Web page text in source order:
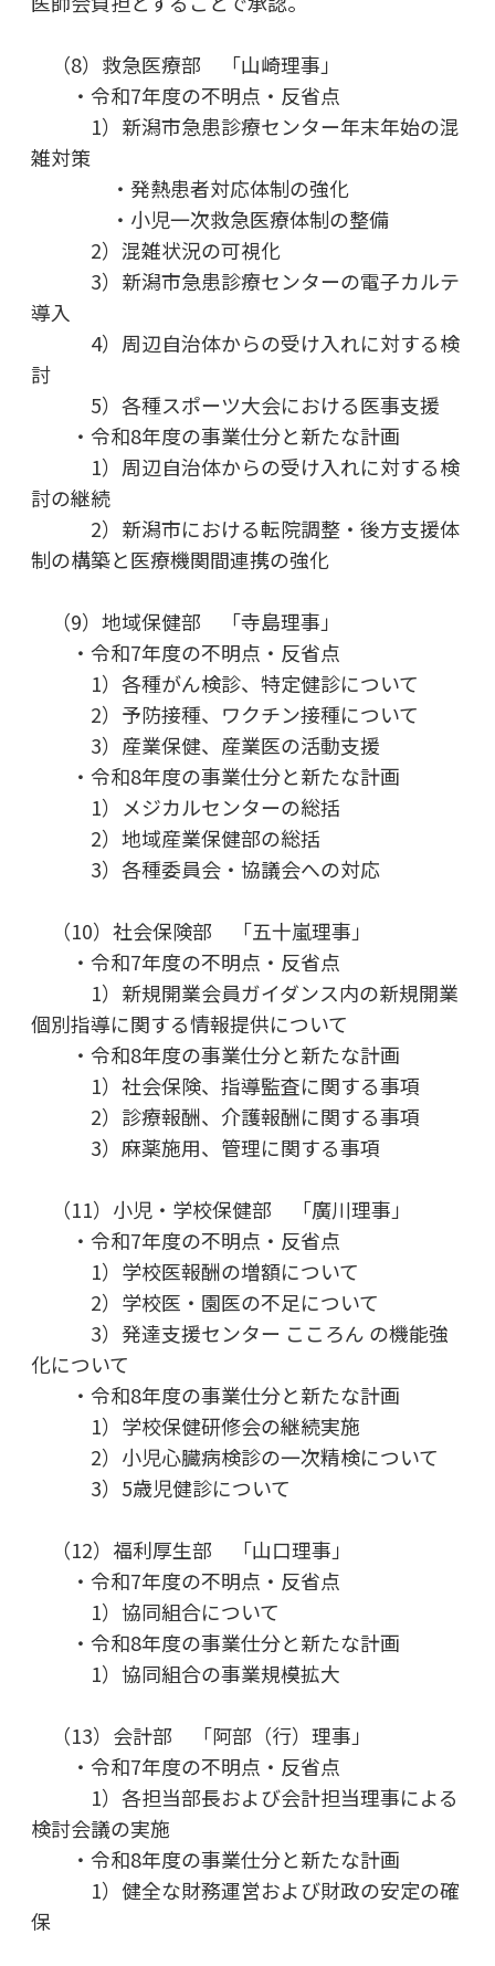
（8）救急医療部 「山崎理事」
・令和7年度の不明点・反省点
1）新潟市急患診療センター年末年始の混
雑対策
・発熱患者対応体制の強化
・小児一次救急医療体制の整備
2）混雑状況の可視化
3）新潟市急患診療センターの電子カルテ
導入
4）周辺自治体からの受け入れに対する検
討
5）各種スポーツ大会における医事支援
・令和8年度の事業仕分と新たな計画
1）周辺自治体からの受け入れに対する検
討の継続
2）新潟市における転院調整・後方支援体
制の構築と医療機関間連携の強化
（9）地域保健部 「寺島理事」
・令和7年度の不明点・反省点
1）各種がん検診、特定健診について
2）予防接種、ワクチン接種について
3）産業保健、産業医の活動支援
・令和8年度の事業仕分と新たな計画
1）メジカルセンターの総括
2）地域産業保健部の総括
3）各種委員会・協議会への対応
（10）社会保険部 「五十嵐理事」
・令和7年度の不明点・反省点
1）新規開業会員ガイダンス内の新規開業
個別指導に関する情報提供について
・令和8年度の事業仕分と新たな計画
1）社会保険、指導監査に関する事項
2）診療報酬、介護報酬に関する事項
3）麻薬施用、管理に関する事項
（11）小児・学校保健部 「廣川理事」
・令和7年度の不明点・反省点
1）学校医報酬の増額について
2）学校医・園医の不足について
3）発達支援センター こころん の機能強
化について
・令和8年度の事業仕分と新たな計画
1）学校保健研修会の継続実施
2）小児心臓病検診の一次精検について
3）5歳児健診について
（12）福利厚生部 「山口理事」
・令和7年度の不明点・反省点
1）協同組合について
・令和8年度の事業仕分と新たな計画
1）協同組合の事業規模拡大
（13）会計部 「阿部（行）理事」
・令和7年度の不明点・反省点
1）各担当部長および会計担当理事による
検討会議の実施
・令和8年度の事業仕分と新たな計画
1）健全な財務運営および財政の安定の確
保